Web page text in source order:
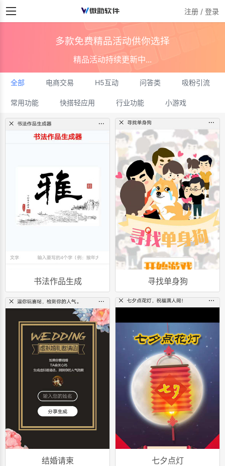
注册 / 登录
多款免费精品活动供你选择
精品活动持续更新中...
全部 电商交易 H5互动 问答类 吸粉引流
常用功能 快搭轻应用 行业功能 小游戏
书法作品生成 寻找单身狗
结婚请柬 七夕点灯